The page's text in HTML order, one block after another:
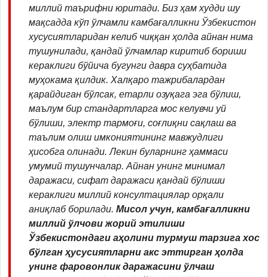
миллий таърифни юритади. Биз ҳам худди шу
мақсадда кўп ўлчамли камбағалликни Ўзбекистон
хусусиятларидан келиб чиққан ҳолда айнан нима
тушунилади, қандай ўлчамлар киритиб бориши
кераклиги бўйича бугунги давра суҳбатида
муҳокама қилдик. Халқаро тажрибалардан
қарайдиган бўлсак, етарли озуқага эга бўлиш,
маълум бир стандартларга мос келувчи уй
бўлиши, электр тармоғи, соғлиқни сақлаш ва
таълим олиш имкониятининг мавжудлиги
ҳисобга олинади. Лекин буларнинг ҳаммаси
умумий тушунчалар. Айнан унинг минимал
даражаси, сифат даражаси қандай бўлиши
кераклиги миллий консултациялар орқали
аниқлаб борилади. Мисол учун, камбағалликни
миллий ўлчови жорий этилиши
Ўзбекистондаги аҳолини турмуш тарзига хос
бўлган ҳусусиятларни акс эттирган ҳолда
унинг фаровонлик даражасини ўлчаш